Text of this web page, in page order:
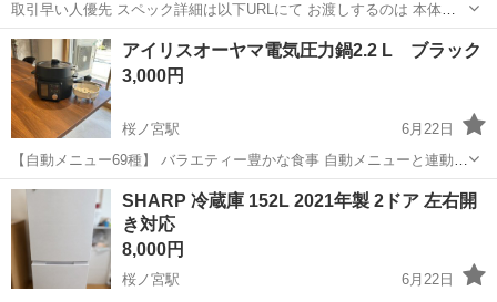
取引早い人優先 スペック詳細は以下URLにて お渡しするのは 本体
電源コード一体型 テレビ線 結構埃かぶってます。 現物そのままお渡
しです。 取引場所は、最寄駅桜ノ宮駅の当方指定の場所です。 あんし
ん決済不可。 発...
大阪 大阪市 桜ノ宮駅 テレビ BRAVIA
アイリスオーヤマ電気圧力鍋2.2 L ブラック
3,000円
桜ノ宮駅
6月22日
【自動メニュー69種】 バラエティー豊かな食事 自動メニューと連動し
たレシピブック付 レシピサイト用の二次元コードからスマホ、タブレ
ットでも簡単にレシピを見ることが可能 【予約・保温機能】 予約設定
可能で食材を...
大阪 大阪市 桜ノ宮駅 キッチン家電 自動
SHARP 冷蔵庫 152L 2021年製 2ドア 左右開
き対応
8,000円
桜ノ宮駅
6月22日